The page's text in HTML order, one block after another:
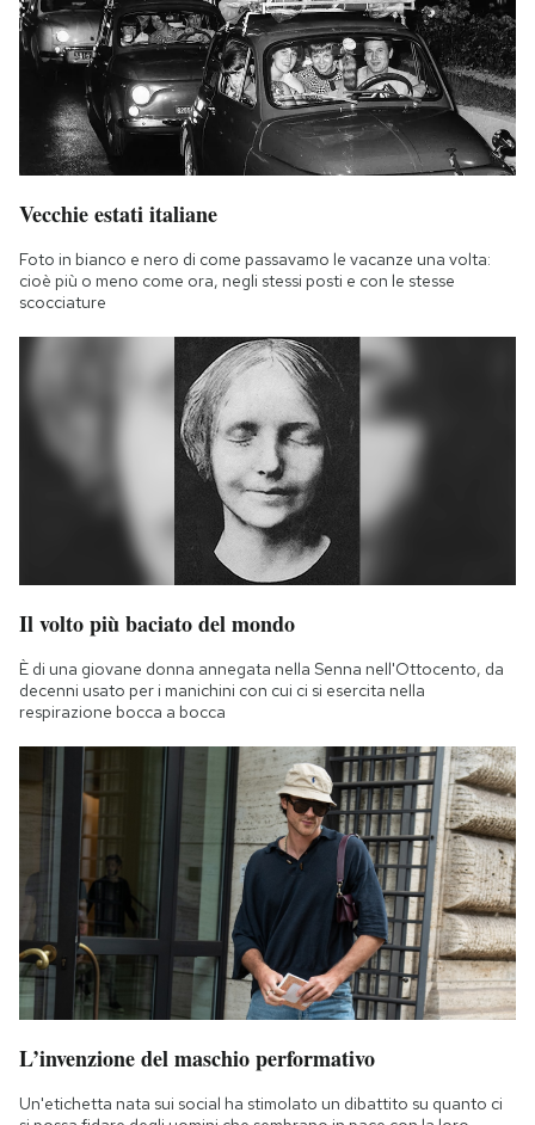
Vecchie estati italiane
Foto in bianco e nero di come passavamo le vacanze una volta:
cioè più o meno come ora, negli stessi posti e con le stesse
scocciature
Il volto più baciato del mondo
È di una giovane donna annegata nella Senna nell'Ottocento, da
decenni usato per i manichini con cui ci si esercita nella
respirazione bocca a bocca
L’invenzione del maschio performativo
Un'etichetta nata sui social ha stimolato un dibattito su quanto ci